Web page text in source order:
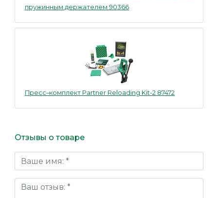
пружинным держателем 90366
Пресс–комплект Partner Reloading Kit-2 87472
Отзывы о товаре